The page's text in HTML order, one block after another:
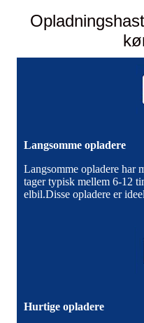
Langsomme opladere
Langsomme opladere har
tager typisk mellem 6-12
elbil.Disse opladere er
Hurtige opladere